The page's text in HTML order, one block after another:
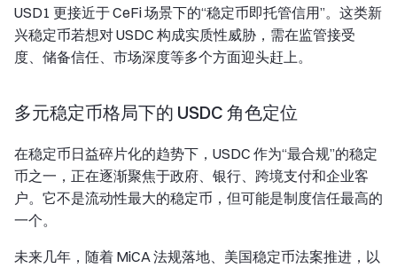
USD1 更接近于 CeFi 场景下的“稳定币即托管信用”。这类新
兴稳定币若想对 USDC 构成实质性威胁，需在监管接受
度、储备信任、市场深度等多个方面迎头赶上。
多元稳定币格局下的 USDC 角色定位
在稳定币日益碎片化的趋势下，USDC 作为“最合规”的稳定
币之一，正在逐渐聚焦于政府、银行、跨境支付和企业客
户。它不是流动性最大的稳定币，但可能是制度信任最高的
一个。
未来几年，随着 MiCA 法规落地、美国稳定币法案推进，以